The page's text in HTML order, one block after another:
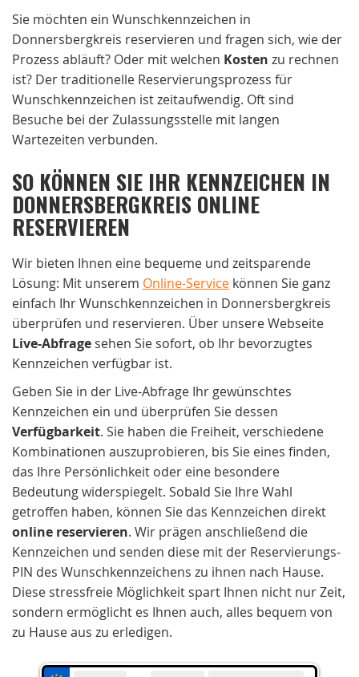
Sie möchten ein Wunschkennzeichen in
Donnersbergkreis reservieren und fragen sich, wie der
Prozess abläuft? Oder mit welchen Kosten zu rechnen
ist? Der traditionelle Reservierungsprozess für
Wunschkennzeichen ist zeitaufwendig. Oft sind
Besuche bei der Zulassungsstelle mit langen
Wartezeiten verbunden.
SO KÖNNEN SIE IHR KENNZEICHEN IN
DONNERSBERGKREIS ONLINE
RESERVIEREN
Wir bieten Ihnen eine bequeme und zeitsparende
Lösung: Mit unserem Online-Service können Sie ganz
einfach Ihr Wunschkennzeichen in Donnersbergkreis
überprüfen und reservieren. Über unsere Webseite
Live-Abfrage sehen Sie sofort, ob Ihr bevorzugtes
Kennzeichen verfügbar ist.
Geben Sie in der Live-Abfrage Ihr gewünschtes
Kennzeichen ein und überprüfen Sie dessen
Verfügbarkeit. Sie haben die Freiheit, verschiedene
Kombinationen auszuprobieren, bis Sie eines finden,
das Ihre Persönlichkeit oder eine besondere
Bedeutung widerspiegelt. Sobald Sie Ihre Wahl
getroffen haben, können Sie das Kennzeichen direkt
online reservieren. Wir prägen anschließend die
Kennzeichen und senden diese mit der Reservierungs-
PIN des Wunschkennzeichens zu ihnen nach Hause.
Diese stressfreie Möglichkeit spart Ihnen nicht nur Zeit,
sondern ermöglicht es Ihnen auch, alles bequem von
zu Hause aus zu erledigen.